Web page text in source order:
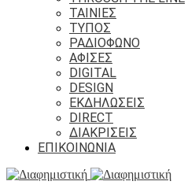
ΤΑΙΝΙΕΣ
ΤΥΠΟΣ
ΡΑΔΙΟΦΩΝΟ
ΑΦΙΣΕΣ
DIGITAL
DESIGN
ΕΚΔΗΛΩΣΕΙΣ
DIRECT
ΔΙΑΚΡΙΣΕΙΣ
ΕΠΙΚΟΙΝΩΝΙΑ